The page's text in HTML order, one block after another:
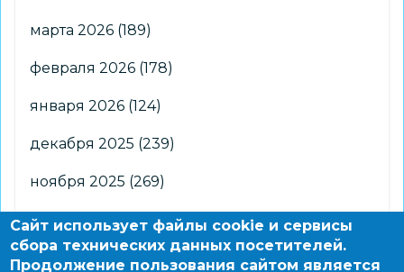
марта 2026 (189)
февраля 2026 (178)
января 2026 (124)
декабря 2025 (239)
ноября 2025 (269)
октября 2025(266)
сентября 2025 (176)
Сайт использует файлы cookie и сервисы
сбора технических данных посетителей.
Продолжение пользования сайтом является